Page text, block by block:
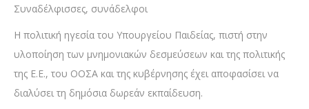
Συναδέλφισσες, συνάδελφοι
Η πολιτική ηγεσία του Υπουργείου Παιδείας, πιστή στην
υλοποίηση των μνημονιακών δεσμεύσεων και της πολιτικής
της Ε.Ε., του ΟΟΣΑ και της κυβέρνησης έχει αποφασίσει να
διαλύσει τη δημόσια δωρεάν εκπαίδευση.